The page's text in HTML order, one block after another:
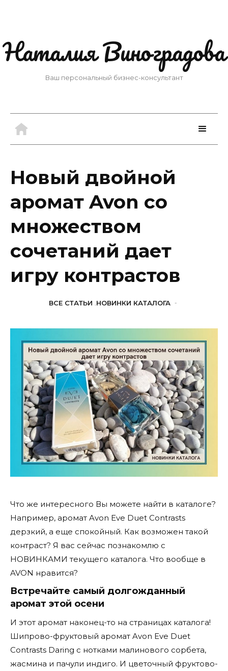
Наталия Виноградова
Ваш персональный бизнес-консультант
Новый двойной
аромат Avon со
множеством
сочетаний дает
игру контрастов
ВСЕ СТАТЬИ ,НОВИНКИ КАТАЛОГА -
Что же интересного Вы можете найти в каталоге?
Например, аромат Avon Eve Duet Contrasts
дерзкий, а еще спокойный. Как возможен такой
контраст? Я вас сейчас познакомлю с
НОВИНКАМИ текущего каталога. Что вообще в
AVON нравится?
Встречайте самый долгожданный
аромат этой осени
И этот аромат наконец-то на страницах каталога!
Шипрово-фруктовый аромат Avon Eve Duet
Contrasts Daring с нотками малинового сорбета,
жасмина и пачули индиго. И цветочный фруктово-